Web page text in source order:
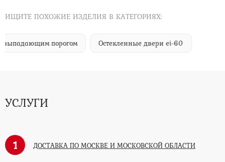
ИЩИТЕ ПОХОЖИЕ ИЗДЕЛИЯ В КАТЕГОРИЯХ:
порогом Остекленные двери ei-60
УСЛУГИ
1 ДОСТАВКА ПО МОСКВЕ И МОСКОВСКОЙ ОБЛАСТИ